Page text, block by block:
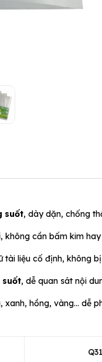
suốt, dày dặn, chống
, không cần bấm kim
tài liệu cố định, không
suốt, dễ quan sát nội
xanh, hồng, vàng… dễ